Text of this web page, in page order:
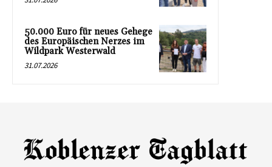
50.000 Euro für neues Gehege
des Europäischen Nerzes im
Wildpark Westerwald
31.07.2026